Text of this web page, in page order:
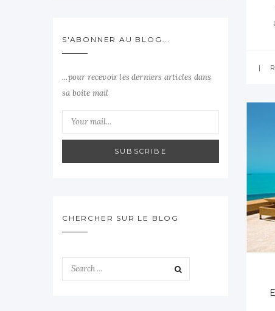
S'ABONNER AU BLOG...
...pour recevoir les derniers articles dans
sa boite mail
SUBSCRIBE
CHERCHER SUR LE BLOG